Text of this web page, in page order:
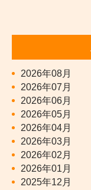
2026年08月
2026年07月
2026年06月
2026年05月
2026年04月
2026年03月
2026年02月
2026年01月
2025年12月